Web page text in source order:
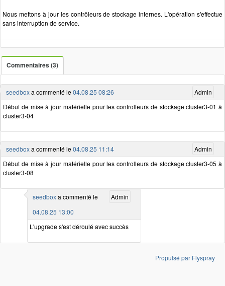
Nous mettons à jour les contrôleurs de stockage internes. L'opération s'effectue
sans interruption de service.
Commentaires (3)
Admin
seedboxa commenté le04.08.25 08:26
Début de mise à jour matérielle pour les controlleurs de stockage cluster3-01 à
cluster3-04
Admin
seedboxa commenté le04.08.25 11:14
Début de mise à jour matérielle pour les controlleurs de stockage cluster3-05 à
cluster3-08
Admin
seedboxa commenté le
04.08.25 13:00
L'upgrade s'est déroulé avec succès
Propulsé par Flyspray